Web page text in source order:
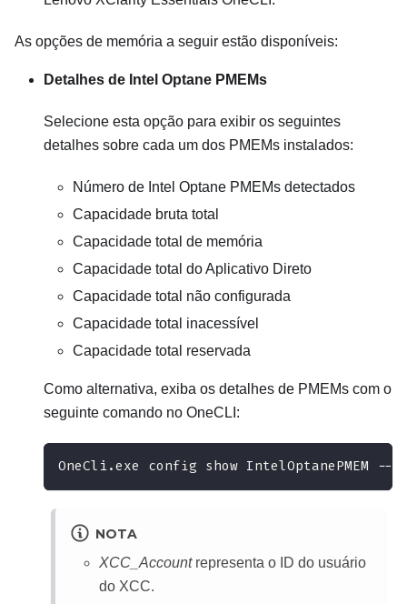
As opções de memória a seguir estão disponíveis:
Detalhes de Intel Optane PMEMs
Selecione esta opção para exibir os seguintes
detalhes sobre cada um dos PMEMs instalados:
Número de Intel Optane PMEMs detectados
Capacidade bruta total
Capacidade total de memória
Capacidade total do Aplicativo Direto
Capacidade total não configurada
Capacidade total inacessível
Capacidade total reservada
Como alternativa, exiba os detalhes de PMEMs com o
seguinte comando no OneCLI:
OneCli.exe config show IntelOptanePMEM --bmc
NOTA
XCC_Accountrepresenta o ID do usuário
do XCC.